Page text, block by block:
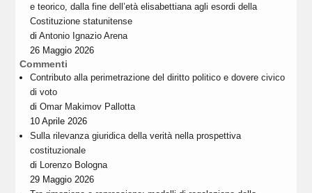
e teorico, dalla fine dell’età elisabettiana agli esordi della
Costituzione statunitense
diAntonio Ignazio Arena
26 Maggio 2026
Commenti
Contributo alla perimetrazione del diritto politico e dovere civico
di voto
diOmar Makimov Pallotta
10 Aprile 2026
Sulla rilevanza giuridica della verità nella prospettiva
costituzionale
di
Lorenzo Bologna
29 Maggio 2026